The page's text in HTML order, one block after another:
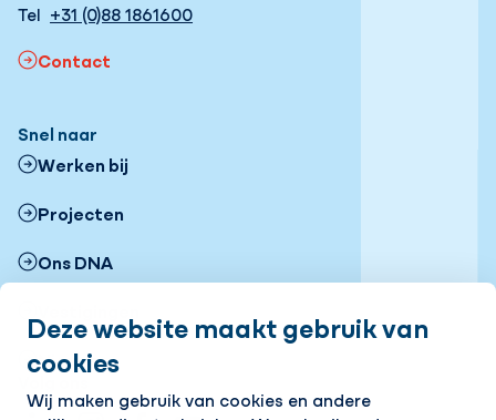
Deze website maakt gebruik van
cookies
Wij maken gebruik van cookies en andere
Tel +31 (0)88 1861600
Contact
Snel naar
Werken bij
Projecten
Ons DNA
Nieuws